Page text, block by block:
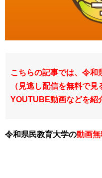
こちらの記事では、令和
（見逃し配信を無料で見
YOUTUBE動画などを紹
令和県民教育大学の動画